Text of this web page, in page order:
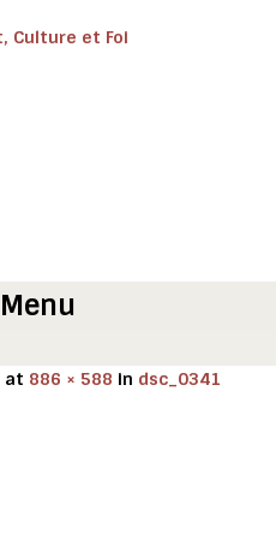
Menu
at 886 × 588 in dsc_0341